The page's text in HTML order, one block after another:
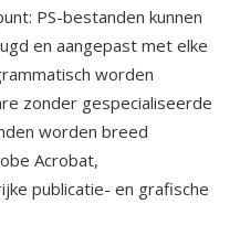
PS-bestanden kunnen
en aangepast met elke
worden
zonder gespecialiseerde
worden breed
Acrobat,
publicatie- en grafische